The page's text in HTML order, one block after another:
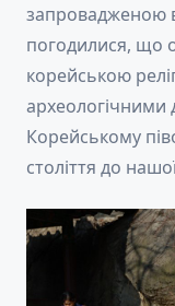
запровадженою
погодилися, що
корейською
археологічними
Корейському
століття до